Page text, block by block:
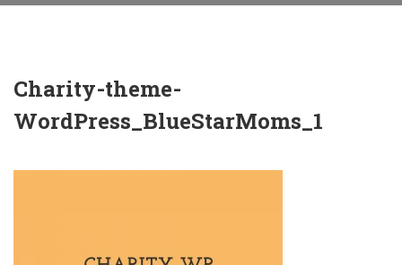
Charity-theme-
WordPress_BlueStarMoms_1